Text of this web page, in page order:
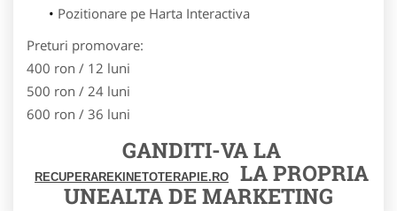
Pozitionare pe Harta Interactiva
Preturi promovare:
400 ron / 12 luni
500 ron / 24 luni
600 ron / 36 luni
GANDITI-VA LA
RECUPERAREKINETOTERAPIE.RO
LA PROPRIA
UNEALTA DE MARKETING